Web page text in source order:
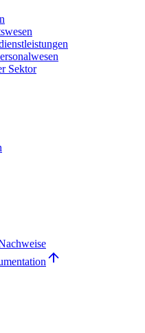
Sektor